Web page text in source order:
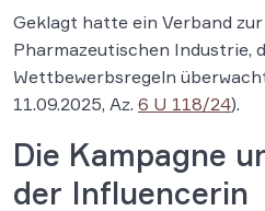
Geklagt hatte ein Verband
Pharmazeutischen Industrie,
Wettbewerbsregeln
11.09.2025, Az. 6 U 118/24).
Die Kampagne
der Influencerin